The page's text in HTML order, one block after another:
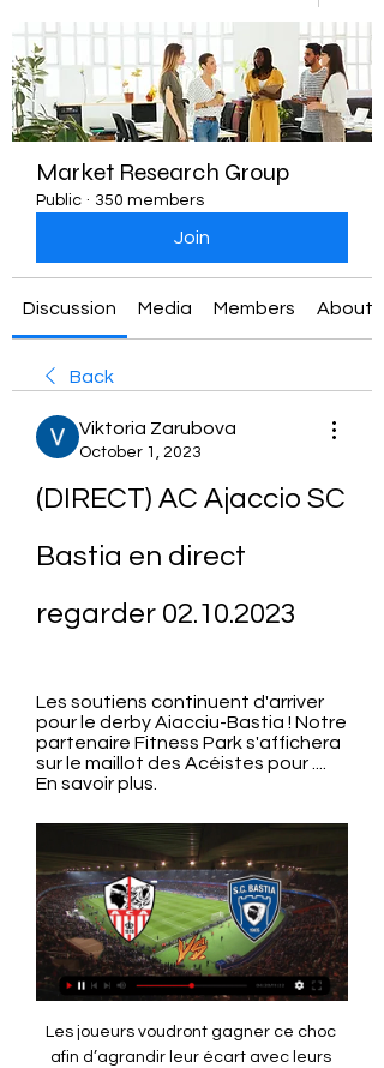
Market Research Group
Public · 350 members
Join
Discussion Media Members About
Back
Viktoria Zarubova
October 1, 2023
(DIRECT) AC Ajaccio SC
Bastia en direct
regarder 02.10.2023
Les soutiens continuent d'arriver
pour le derby Aiacciu-Bastia ! Notre
partenaire Fitness Park s'affichera
sur le maillot des Acéistes pour ....
En savoir plus.
Les joueurs voudront gagner ce choc afin d’agrandir leur écart avec leurs rivaux et de prolonger leur petite série d’invincibilité. Le SC Bastia a 2 points de moins d’Ajaccio et vient d’enchaîner 3 défaites de suite. La dynamique actuelle est donc très mauvaise, mais gagner ce match pourrait totalement les relancer. Ce sera l’objectif des Bastiais. Ces deux équipes se sont affrontées la dernière fois le 12 mars et Bastia s’était imposé, sur le score de 0-1. Sur quelles chaîne TV suivre la rencontre Ajaccio (ACA) / SC Bastia (SCB)? 📺 Cette rencontre de Ligue 2 BKT entre Ajaccio et Bastia est à suivre ce lundi 2 octobre en direct à 20h45 sur Amazon Prime et sa chaîne Le Pass Ligue 1. 

Match Ajaccio Bastia Aujourd'hui: TV, Streaming et HeureBastia vs Ajaccio - samedi 3 février 2024: Quelle chaîne pour regarder le match en direct en streaming? Streaming Bastia vs Ajaccio en direct live. Match aujourd'hui vous donne l'agenda, l'horaire et le diffuseur télé pour regarder la rencontre Bastia - Ajaccio. 

AC Ajaccio - SC Bastia en direct le Lundi 02 Octobre 2023 il y a 3 heures — Fiche du match AC Ajaccio - SC Bastia, pronostics, statistiques et historiques.

Derby AC Ajaccio - SC Bastia : les interdictions de il y a 10 heures — Demain soir, à 20h45, le SCB se présentera sur la pelouse de François Coty, pour affronter l'ACA dans un derby très attendu par les ...

(((SPORT<))) SC Bastia Pau en direct regarder 26 il y a 6 jours — BASTIA-Pau Hesgoal Gratuit En Direct. Où regarder? (2023). Regardez les matchs de foot de Bastia hesgoal en live streaming gratuit sur PC et ...

AC Ajaccio SC Bastia en Direct [LIVE] En attendant le début du direct, vous pouvez consulter les cotes du match et nos pronostics pour bien parier sur ce match de Ligue 2 ! Voir les autres comp ...

AC Ajaccio - SC Bastia: Live streaming & TV aujourd'hui00 Days 19 Hours 59 Minutes 07 SecondsLigue 2(Journée 9) AC Ajaccio 02 oct. 20:45 SC Bastia Où regarder l'événement en Direct Forfait HD AC Ajaccio vs. SC Bastia: en live streaming & à la TV aujourd'hui AC Ajaccio vs. SC Bastia est un événement de Foot à venir qui aura lieu le 02 oct. à 20:45. Vous pouvez regarder AC Ajaccio vs. SC Bastia en direct et en streaming sur beIN SPORTS. 

Football, France: résultats en direct de Bastia ... SC. 29.09.2023 06:40, Le 11 HDF. https://omapi.sporttube.com AC Ajaccio - Bastia, 07.10. Bastia - Annecy, 21.10. Rodez - Bastia. Voir plus. France ...

Chaîne Ajaccio - SC Bastia Chaîne Ajaccio - SC Bastia. Ci-dessous, la chaîne pour regarder aujourd'hui le match Ajaccio - SC Bastia en direct live. Chaine-foot.com vous communique le ...

AC Ajaccio - Bastia en direct - Ligue 2 : Football Scores il y a 4 heures — Suivez en direct le match de Ligue 2 en Football entre AC Ajaccio et Bastia sur Eurosport. Le match commence à 20:45 le 2 octobre 2023.

Ligue 2: le SCB écrasé à domicile (1-4), l’ACA rentre d’Amiens avec un point (0-0)L’AC Ajaccio rentre de son déplacement à Amiens, pour le compte de la 8ème journée de Ligue 2, avec un point après avoir maintenu le nul, 0-0. À domicile, le Sporting club bastiais enchaîne sa 3ème défaite, 1-4. Une semaine avant de se retrouver pour le match aller du derby, l'ACA et le Sporting jouaient, ce mardi, la 8e journée du championnat de ligue 2. En déplacement à Amiens, les acéistes ont maintenu le nul zéro partout. Les Bastiais, qui avaient pour objectif de se ressaisir, signent leur troisième défaite consécutive face à Pau (1-4). 

Group | ErieAPAA - Erie Asian Pacific American Association il y a 1 jour — Infos diffusion. Pau / Amiens (Pau / Amiens - Ligue 2 - Foot) en direct aujourd'hui à 19h00 sur Amazon. Regarder Pau / Amiens en streaming ...

Olmeta-di-Tuda: l'impérissable souvenir de " la bataille des cols " Paul Alard, un homme libre au volant comme au gouvernail Méditerranée Les enfants sensibilisés à la pollution plastique à Propriano La culture "Arte Mare " servie sur un plateau à Bastia La rédac et vous Posez toutes vos questions à nos journalistes et partagez vos actualités Contactez-nous Je m'abonne à 6. 90€*Sans engagement. 

4. AC Ajaccio marque 1. 2 buts contre SC Bastia et SC Bastia marque 1. 2 buts contre AC Ajaccio (en moyenne). AC Ajaccio a gagné 0 de leurs 5 derniers matches de Ligue 2 contre SC Bastia. SC Bastia a perdu 0 de leurs 5 derniers matches de Ligue 2 contre AC Ajaccio. Dans leurs 5 dernières rencontres AC Ajaccio gagna 1, SC Bastia gagna 3, pour 1 nuls. SC Bastia a perdu 1 de leurs 5 derniers matches contre AC Ajaccio (toutes compétitions) SC Bastia à une série de 3 matches sans but marqué. AC Ajaccio's performance of the last 5 matches is better than SC Bastia's. Les dernières performances de AC Ajaccio en Ligue 2 sont meilleures que celles de SC Bastia Quand SC Bastia perd 1-0 à l'extérieur, il gagne gagne 16% de leurs matches. 

AC AJACCIO / SC BASTIA - J9 - 2023-2024 SC BASTIA. Live. Détails. Stats. Compositions. Classement. Avant Match. RECEVEZ VOTRE Tout voir. OCCASIONS CRÉÉES. Vincent MARCHETTI. 1 | logo. V. MARCHETTI.

Quand AC Ajaccio perd 0-1 à domicile, il gagne 16% de leurs matches. Quand SC Bastia gagne 0-1 à l'extérieur, il gagne gagne 62% de leurs matches. Quand AC Ajaccio gagne 1-0 à domicile, il gagne gagne 100% de leurs matches. Lors de la dernière rencontre SC Bastia gagna par 1 buts. SC Bastia a remporté leur dernière comfrontation AC Ajaccio gagne 18% des mi-temps, SC Bastia gagne 13%. 

Bastia ⚽ match en direct à la TV - ⚽ Foot AC Ajaccio / Bastia. AC Ajaccio. Bastia. Rediffusion. 06h00. beIN SPORTS 2. samedi 7 octobre 2023. ⚽ Foot • Ligue 2 sur Amazon. Bastia / Annecy. Bastia. Annecy.

SC Bastia : actualités et matches en direct, résultats ... a attendu 27 ans pour enfin revêtir le maillot du SC Bastia, « Concarneau – Bastia : sur quelle chaîne et à quelle heure voir le match de Ligue 2 en direct ?

Pronostic AC Ajaccio SC Bastia GRATUIT - Ligue 2 02/10 il y a 4 jours — Pronostic AC Ajaccio SC Bastia du 02/10/2023 en Ligue 2 – Découvrez les pronostics, les statistiques, les compos et les meilleures cotes ...

Ajaccio (ACA) / SC Bastia (SCB) (TV/Streaming) Sur quelle chaîne et à quelle heure suivre le match de Ligue 2? - SPORT-TVAjaccio reçoit le SC Bastia au Stade François Coty ce mardi 2 septembre à 20h45 dans le cadre de la 9ème journée de Ligue 2 et de ce choc de Corse. L’arbitre sera Nicolas Rainville. 

AC Ajaccio gagne la 1ère mi-temps dans 18% de leurs matches, SC Bastia dans 13% de leurs matches. SC Bastia n'a pas réussi à marquer lors de ses 3 derniers matches. Il y a un an, SC Bastia étaient 4 au classement avec 9 points. Maintenant ils sont 13 avec 8 points. Cyrille Bayala a donné le plus de passes décisives pour AC Ajaccio avec 2. Dimitri Lienard est le meilleur passeur de SC Bastia (2). Les résultats de SC Bastia à l'extérieur cette saison: 0-2-2 Les résultats de AC Ajaccio à domicile cette saison: 1-3-0 SC Bastia n'a pas marqué dans 2 de leurs 3 matches à l'extérieur en Ligue 2 cette saison. AC Ajaccio n'a pas marqué dans 1 de leurs 4 matches à domicile en Ligue 2 cette saison. AC Ajaccio n'a pas perdu lors de ses 6 derniers matches à domicile. La dernière victoire à domicile de AC Ajaccio contre SC Bastia remonte à 2005. 

Accueil Les soutiens continuent d'arriver pour le derby Aiacciu-Bastia ! Notre partenaire Fitness Park s'affichera sur le maillot des Acéistes pour. En savoir plus.

DIRECT LIVE regarder AC Ajaccio Bastia en streaming Ligue (MATCH EN DIRECT) 9ème journée de Ligue 2 : regardez et suivez en direct le match AC Ajaccio Bastia le 02 Octobre 2023.

Avec Corse Matin, suivez en direct, en photos et en vidéos Avec Corse Matin, suivez en direct, en photos et en vidéos toute l'actualité politique, sportive, économique et régionale.

ᐉ AC Ajaccio - SC Bastia : pronostics - 2 oct. ✔️ il y a 4 jours — Regardez le match et pariez en direct. Inscrivez-vous ou connectez-vous pour regarder le match en direct. Pour regarder AC Ajaccio - SC ...

Match Ajaccio Bastia Aujourd'hui : TV, Streaming et Heure Streaming Bastia vs Ajaccio en direct live. Match aujourd'hui vous donne l'agenda, l'horaire et le diffuseur télé pour regarder la rencontre Bastia - Ajaccio.

⚽ AC Ajaccio / Bastia ▷ match Foot Ligue 2 en direct live ... direct lundi 2 octobre à 20h45 sur beIN SPORTS 1. Regarder AC Ajaccio / SC Bastia en streaming via cette offre : voir AC Ajaccio / SC Bastia en streaming. Le ...

AC Ajaccio SC Bastia en Direct [LIVE]: Score et résultat Ligue 2 (football)Les deux équipes n'ont pas gagné leur dernier match en Ligue 2 SC Bastia n'a pas gagné dans leurs 4 derniers matches. SC Bastia a perdu 3 des ses matches d'affilée. SC Bastia a une série de défaites de 3 matches en Ligue 2. AC Ajaccio marque 0. 79 buts quand il joue à domicile et SC Bastia marque 1. 13 buts quand il joue à l'extérieur (en moyenne). Le nombre moyen de buts en première mi-temps entre AC Ajaccio et SC Bastia est de 1. 6. Le nombre moyen de buts entre AC Ajaccio et SC Bastia est de 2. 

Match Bastia Chaine de diffusion, Programme TV Programme TV Bastia : ne ratez aucun match du club retransmis en direct à la télévision ! Consultez le programme ici.

AC Ajaccio - SC Bastia: Live streaming & TV aujourd'hui SC Bastia est un événement de Foot à venir qui aura lieu le 02 oct. à 20:45. Vous pouvez regarder AC Ajaccio vs. SC Bastia en direct et en streaming sur beIN ...

On sera prêt cette fois-ci " L'essentiel Culture - Loisirs "Il y a quelque chose d'artistique dans les mathématiques": à Arte Mare, Jean-Pierre Darroussin et Anna Novion présentent "Le Théorème de Marguerite" Société Dons de gilets pare-balles aux civils ukrainiens Chroniques A dilla franca, la chronique de Julian Mattei: Suppliziu Faits-divers/Justice Le tunnel de Bastia fermé à la circulation Course à pied: Christelle Didier sans partage Histoire VIDEO. 

Feuille de matchEn attente du premier événement du match. Titulaires No data Remplaçants POSITION CLUB POINTS PTS JOUÉS J GAGNÉS NULS PERDUS BUTS POUR BUTS CONTRE DIFF. FORME Sous réserve d’hom